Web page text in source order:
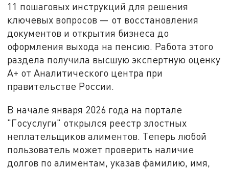
11 пошаговых инструкций для решения
ключевых вопросов — от восстановления
документов и открытия бизнеса до
оформления выхода на пенсию. Работа этого
раздела получила высшую экспертную оценку
А+ от Аналитического центра при
правительстве России.
В начале января 2026 года на портале
"Госуслуги" открылся реестр злостных
неплательщиков алиментов. Теперь любой
пользователь может проверить наличие
долгов по алиментам, указав фамилию, имя,